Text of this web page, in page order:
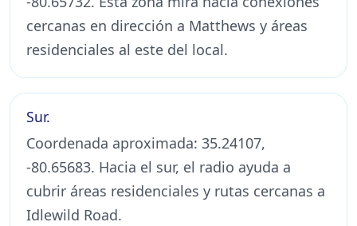
cercanas en dirección a Matthews y áreas
residenciales al este del local.
Sur.
Coordenada aproximada: 35.24107,
-80.65683. Hacia el sur, el radio ayuda a
cubrir áreas residenciales y rutas cercanas a
Idlewild Road.